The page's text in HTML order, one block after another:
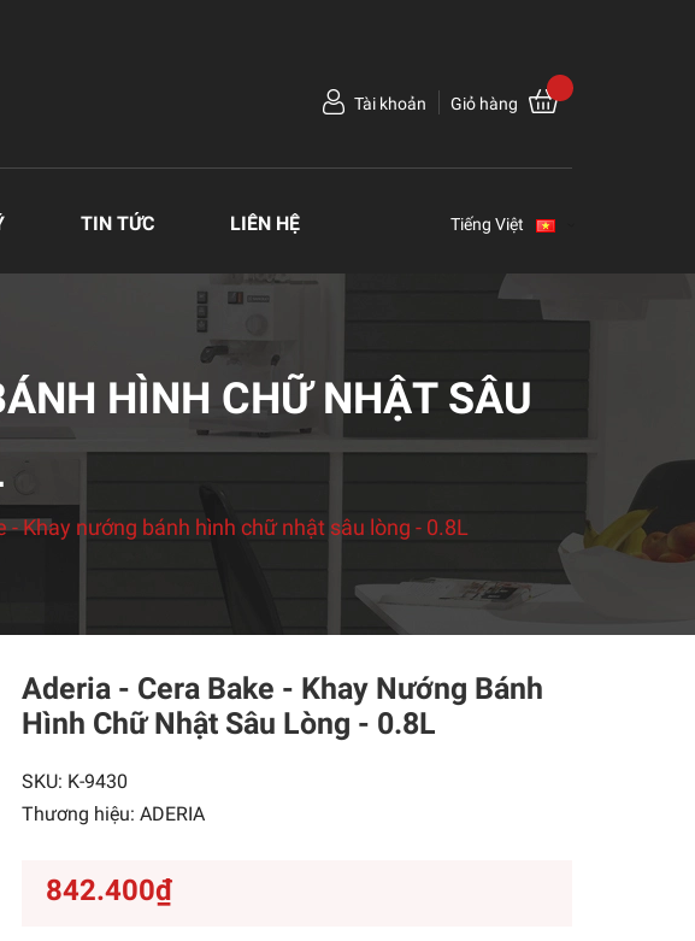
Tài khoản Giỏ hàng
TIN TỨC LIÊN HỆ Tiếng Việt
HÌNH CHỮ NHẬT SÂU
- Khay nướng bánh hình chữ nhật sâu lòng - 0.8L
Aderia - Cera Bake - Khay Nướng Bánh
Hình Chữ Nhật Sâu Lòng - 0.8L
SKU: K-9430
Thương hiệu: ADERIA
842.400₫